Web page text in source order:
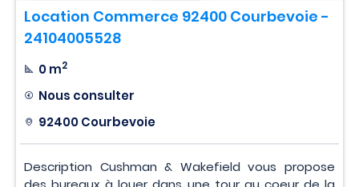
Location Commerce 92400 Courbevoie -
24104005528
0 m2
Nous consulter
92400 Courbevoie
Description Cushman & Wakefield vous propose